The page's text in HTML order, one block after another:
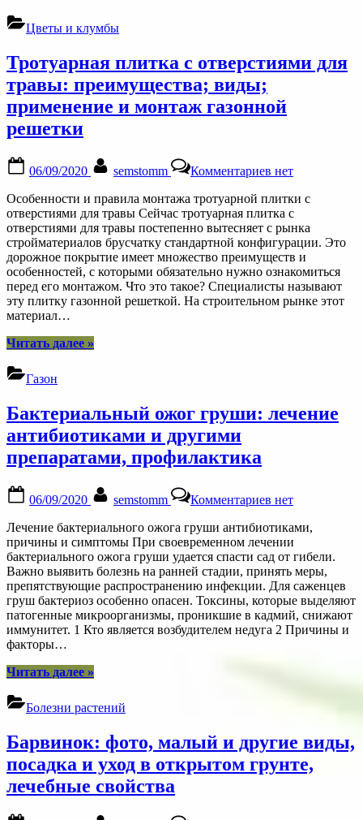
ирисами
дизайн):
сочетание
ирисов
с
изображениями)”
Цветы и клумбы
Тротуарная плитка с отверстиями для
травы: преимущества; виды;
применение и монтаж газонной
решетки
on
06/09/2020 semstomm Комментариевзаписи
плитка
с
отверстиями
для
травы:
преимущества;
виды;
применение
нет
Особенности и правила монтажа тротуарной плитки с
отверстиями для травы Сейчас тротуарная плитка с
отверстиями для травы постепенно вытесняет с рынка
стройматериалов брусчатку стандартной конфигурации. Это
дорожное покрытие имеет множество преимуществ и
особенностей, с которыми обязательно нужно ознакомиться
перед его монтажом. Что это такое? Специалисты называют
эту плитку газонной решеткой. На строительном рынке этот
материал…
Читать далее“Тротуарная
травы:
преимущества;
виды;
применение
монтаж
газонной
»
Газон
Бактериальный ожог груши: лечение
антибиотиками и другими
препаратами, профилактика
on
06/09/2020 semstomm Комментариевзаписи
ожог
груши:
лечение
антибиотиками
и
другими
препаратами,
профилактика
нет
Лечение бактериального ожога груши антибиотиками,
причины и симптомы При своевременном лечении
бактериального ожога груши удается спасти сад от гибели.
Важно выявить болезнь на ранней стадии, принять меры,
препятствующие распространению инфекции. Для саженцев
груш бактериоз особенно опасен. Токсины, которые выделяют
патогенные микроорганизмы, проникшие в кадмий, снижают
иммунитет. 1 Кто является возбудителем недуга 2 Причины и
факторы…
Читать далее“Бактериальный
груши:
лечение
и
другими
препаратами,
профилактика”
»
Болезни растений
Барвинок: фото, малый и другие виды,
посадка и уход в открытом грунте,
лечебные свойства